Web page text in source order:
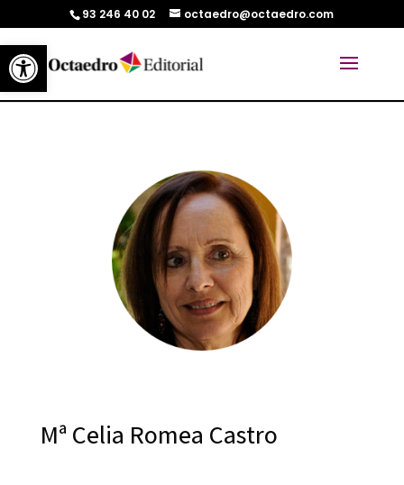
Abrir barra de herramientas
93 246 40 02 octaedro@octaedro.com
Mª Celia Romea Castro